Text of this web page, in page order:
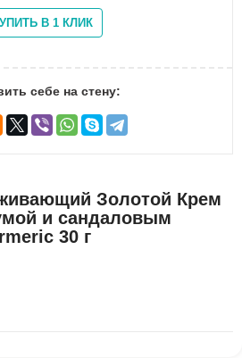
себе на стену:
Золотой Крем
и сандаловым
30 г